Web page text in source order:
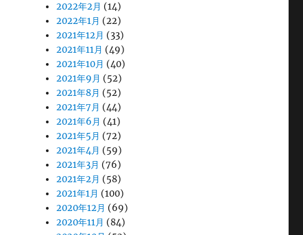
2022年2月 (14)
2022年1月 (22)
2021年12月 (33)
2021年11月 (49)
2021年10月 (40)
2021年9月 (52)
2021年8月 (52)
2021年7月 (44)
2021年6月 (41)
2021年5月 (72)
2021年4月 (59)
2021年3月 (76)
2021年2月 (58)
2021年1月 (100)
2020年12月 (69)
2020年11月 (84)